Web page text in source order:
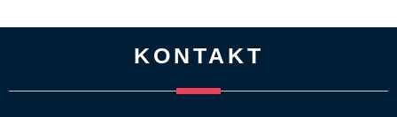
KONTAKT